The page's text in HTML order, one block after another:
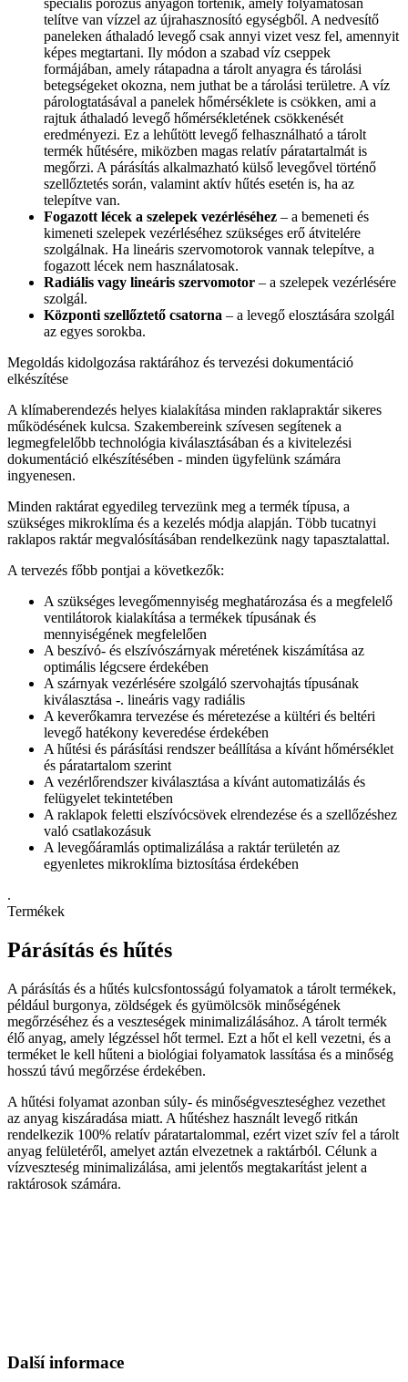
speciális porózus anyagon történik, amely folyamatosan
telítve van vízzel az újrahasznosító egységből. A nedvesítő
paneleken áthaladó levegő csak annyi vizet vesz fel, amennyit
képes megtartani. Ily módon a szabad víz cseppek
formájában, amely rátapadna a tárolt anyagra és tárolási
betegségeket okozna, nem juthat be a tárolási területre. A víz
párologtatásával a panelek hőmérséklete is csökken, ami a
rajtuk áthaladó levegő hőmérsékletének csökkenését
eredményezi. Ez a lehűtött levegő felhasználható a tárolt
termék hűtésére, miközben magas relatív páratartalmát is
megőrzi. A párásítás alkalmazható külső levegővel történő
szellőztetés során, valamint aktív hűtés esetén is, ha az
telepítve van.
Fogazott lécek a szelepek vezérléséhez – a bemeneti és
kimeneti szelepek vezérléséhez szükséges erő átvitelére
szolgálnak. Ha lineáris szervomotorok vannak telepítve, a
fogazott lécek nem használatosak.
Radiális vagy lineáris szervomotor – a szelepek vezérlésére
szolgál.
Központi szellőztető csatorna – a levegő elosztására szolgál
az egyes sorokba.
Megoldás kidolgozása raktárához és tervezési dokumentáció
elkészítése
A klímaberendezés helyes kialakítása minden raklapraktár sikeres
működésének kulcsa. Szakembereink szívesen segítenek a
legmegfelelőbb technológia kiválasztásában és a kivitelezési
dokumentáció elkészítésében - minden ügyfelünk számára
ingyenesen.
Minden raktárat egyedileg tervezünk meg a termék típusa, a
szükséges mikroklíma és a kezelés módja alapján. Több tucatnyi
raklapos raktár megvalósításában rendelkezünk nagy tapasztalattal.
A tervezés főbb pontjai a következők:
A szükséges levegőmennyiség meghatározása és a megfelelő
ventilátorok kialakítása a termékek típusának és
mennyiségének megfelelően
A beszívó- és elszívószárnyak méretének kiszámítása az
optimális légcsere érdekében
A szárnyak vezérlésére szolgáló szervohajtás típusának
kiválasztása -. lineáris vagy radiális
A keverőkamra tervezése és méretezése a kültéri és beltéri
levegő hatékony keveredése érdekében
A hűtési és párásítási rendszer beállítása a kívánt hőmérséklet
és páratartalom szerint
A vezérlőrendszer kiválasztása a kívánt automatizálás és
felügyelet tekintetében
A raklapok feletti elszívócsövek elrendezése és a szellőzéshez
való csatlakozásuk
A levegőáramlás optimalizálása a raktár területén az
egyenletes mikroklíma biztosítása érdekében
.
Termékek
Párásítás és hűtés
A párásítás és a hűtés kulcsfontosságú folyamatok a tárolt termékek,
például burgonya, zöldségek és gyümölcsök minőségének
megőrzéséhez és a veszteségek minimalizálásához. A tárolt termék
élő anyag, amely légzéssel hőt termel. Ezt a hőt el kell vezetni, és a
terméket le kell hűteni a biológiai folyamatok lassítása és a minőség
hosszú távú megőrzése érdekében.
A hűtési folyamat azonban súly- és minőségveszteséghez vezethet
az anyag kiszáradása miatt. A hűtéshez használt levegő ritkán
rendelkezik 100% relatív páratartalommal, ezért vizet szív fel a tárolt
anyag felületéről, amelyet aztán elvezetnek a raktárból. Célunk a
vízveszteség minimalizálása, ami jelentős megtakarítást jelent a
raktárosok számára.
Další informace